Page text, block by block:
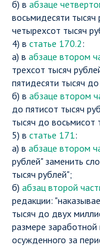
б) в абзаце
восьмидесяти тысяч
четырехсот тысяч
4) в статье 170.2:
а) в абзаце втором
трехсот тысяч
пятидесяти тысяч
б) в абзаце втором
до пятисот тысяч
тысяч до восьмисот
5) в статье 171:
а) в абзаце втором
рублей" заменить
тысяч рублей";
б) абзац второй
редакции:
тысяч до двух
размере
осужденного за